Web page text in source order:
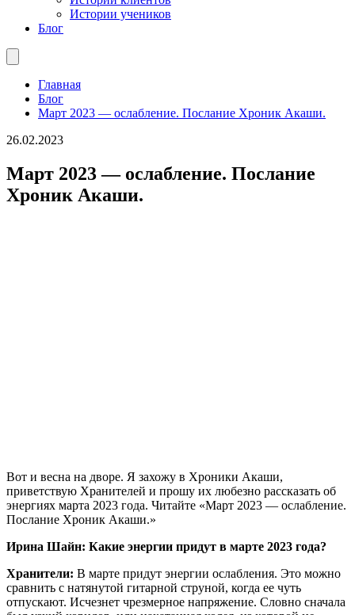
Истории учеников
Блог
Главная
Блог
Март 2023 — ослабление. Послание Хроник Акаши.
26.02.2023
Март 2023 — ослабление. Послание
Хроник Акаши.
Вот и весна на дворе. Я захожу в Хроники Акаши,
приветствую Хранителей и прошу их любезно рассказать об
энергиях марта 2023 года. Читайте «Март 2023 — ослабление.
Послание Хроник Акаши.»
Ирина Шайн: Какие энергии придут в марте 2023 года?
Хранители: В марте придут энергии ослабления. Это можно
сравнить с натянутой гитарной струной, когда ее чуть
отпускают. Исчезнет чрезмерное напряжение. Словно сначала